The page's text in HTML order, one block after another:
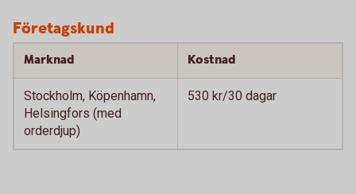
Företagskund
Marknad Kostnad
Stockholm, Köpenhamn,
Helsingfors (med
orderdjup)
530 kr/30 dagar